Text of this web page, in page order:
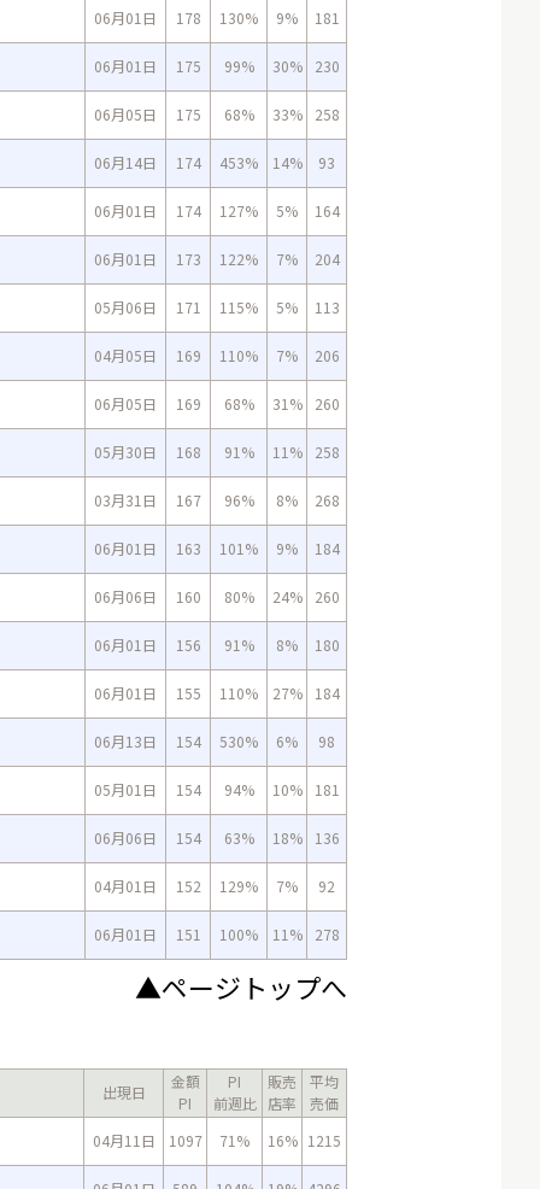
06月01日 178 130% 9% 181
06月01日 175 99% 30% 230
06月05日 175 68% 33% 258
06月14日 174 453% 14% 93
06月01日 174 127% 5% 164
06月01日 173 122% 7% 204
05月06日 171 115% 5% 113
04月05日 169 110% 7% 206
06月05日 169 68% 31% 260
05月30日 168 91% 11% 258
03月31日 167 96% 8% 268
06月01日 163 101% 9% 184
06月06日 160 80% 24% 260
06月01日 156 91% 8% 180
06月01日 155 110% 27% 184
06月13日 154 530% 6% 98
05月01日 154 94% 10% 181
06月06日 154 63% 18% 136
04月01日 152 129% 7% 92
06月01日 151 100% 11% 278
▲ページトップへ
出現日
金額
PI
PI
前週比
販売
店率
平均
売価
04月11日
1097 71% 16% 1215